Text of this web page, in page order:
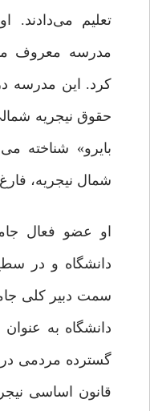
مدرسه معروف‌
حقوق نیجریه
بایرو» شناخته
شمال‌ نیجریه‌،
او عضو فعال
سمت دبیر‌ کلی
دانشگاه‌ به
گسترده مردمی